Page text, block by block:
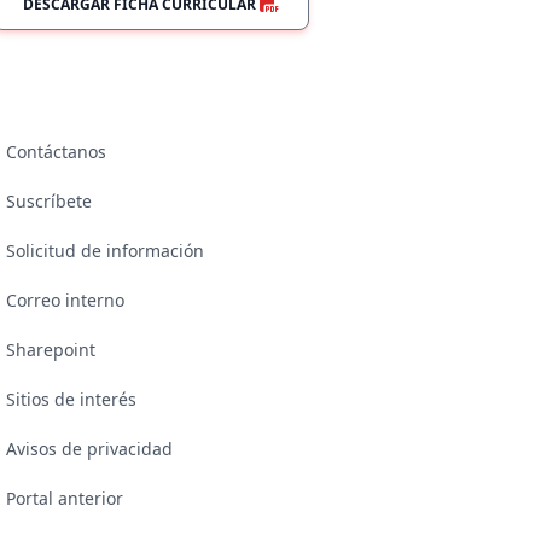
Contáctanos
Suscríbete
Solicitud de información
Correo interno
Sharepoint
Sitios de interés
Avisos de privacidad
Portal anterior